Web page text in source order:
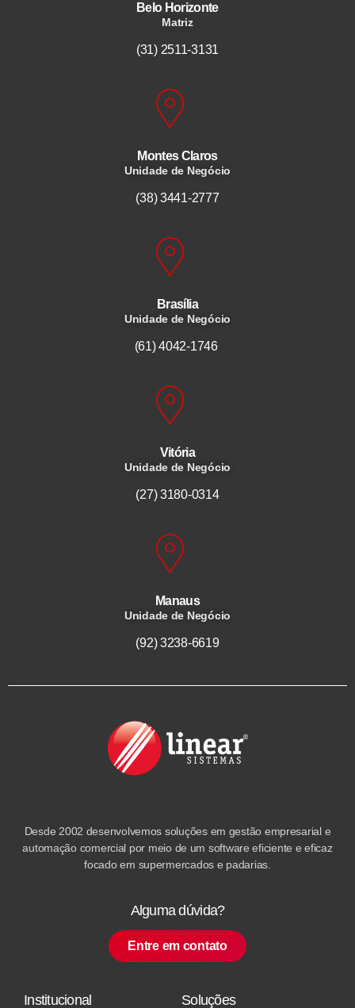
Belo Horizonte
Matriz
(31) 2511-3131
Montes Claros
Unidade de Negócio
(38) 3441-2777
Brasília
Unidade de Negócio
(61) 4042-1746
Vitória
Unidade de Negócio
(27) 3180-0314
Manaus
Unidade de Negócio
(92) 3238-6619
Desde 2002 desenvolvemos soluções em gestão empresarial e
automação comercial por meio de um software eficiente e eficaz
focado em supermercados e padarias.
Alguma dúvida?
Entre em contato
Institucional Soluções